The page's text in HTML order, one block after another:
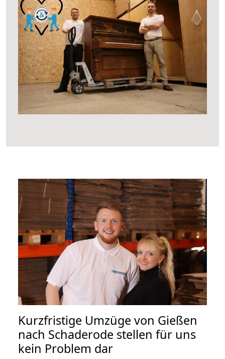
Kurzfristige Umzüge von Gießen
nach Schaderode stellen für uns
kein Problem dar